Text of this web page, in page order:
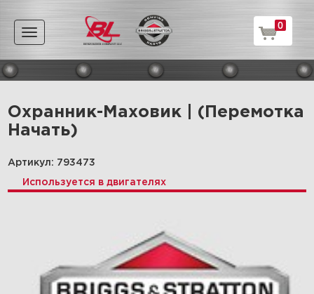
Toggle
navigation
0
Охранник-Маховик | (Перемотка
Начать)
Артикул: 793473
Используется в двигателях